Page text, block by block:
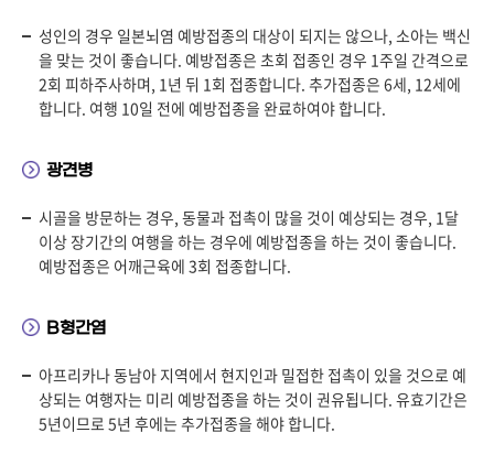
성인의 경우 일본뇌염 예방접종의 대상이 되지는 않으나, 소아는 백신
을 맞는 것이 좋습니다. 예방접종은 초회 접종인 경우 1주일 간격으로
2회 피하주사하며, 1년 뒤 1회 접종합니다. 추가접종은 6세, 12세에
합니다. 여행 10일 전에 예방접종을 완료하여야 합니다.
광견병
시골을 방문하는 경우, 동물과 접촉이 많을 것이 예상되는 경우, 1달
이상 장기간의 여행을 하는 경우에 예방접종을 하는 것이 좋습니다.
예방접종은 어깨근육에 3회 접종합니다.
B형간염
아프리카나 동남아 지역에서 현지인과 밀접한 접촉이 있을 것으로 예
상되는 여행자는 미리 예방접종을 하는 것이 권유됩니다. 유효기간은
5년이므로 5년 후에는 추가접종을 해야 합니다.